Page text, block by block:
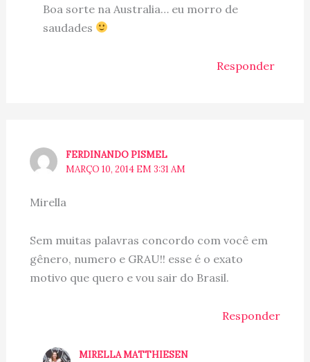
Boa sorte na Australia… eu morro de
saudades
Responder
FERDINANDO PISMEL
MARÇO 10, 2014 EM 3:31 AM
Mirella
Sem muitas palavras concordo com você em
gênero, numero e GRAU!! esse é o exato
motivo que quero e vou sair do Brasil.
Responder
MIRELLA MATTHIESEN